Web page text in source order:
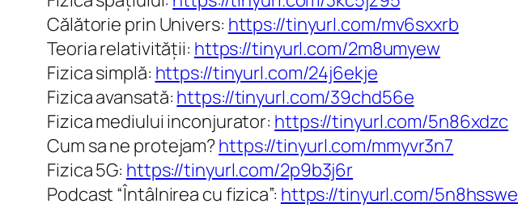
Călătorie prin Univers: https://tinyurl.com/mv6sxxrb
Teoria relativității: https://tinyurl.com/2m8umyew
Fizica simplă: https://tinyurl.com/24j6ekje
Fizica avansată: https://tinyurl.com/39chd56e
Fizica mediului inconjurator: https://tinyurl.com/5n86xdzc
Cum sa ne protejam?https://tinyurl.com/mmyvr3n7
Fizica 5G: https://tinyurl.com/2p9b3j6r
Podcast “Întâlnirea cu fizica”: https://tinyurl.com/5n8hsswe